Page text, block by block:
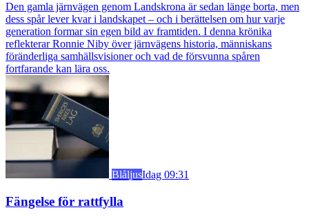
Den gamla järnvägen genom Landskrona är sedan länge borta, men
dess spår lever kvar i landskapet – och i berättelsen om hur varje
generation formar sin egen bild av framtiden. I denna krönika
reflekterar Ronnie Niby över järnvägens historia, människans
föränderliga samhällsvisioner och vad de försvunna spåren
fortfarande kan lära oss.
BlåljusIdag 09:31
Fängelse för rattfylla